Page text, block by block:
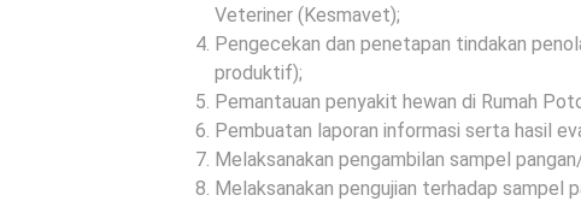
Veteriner (Kesmavet);
Pengecekan dan penetapan tindakan
produktif);
Pemantauan penyakit hewan di Rumah
Pembuatan laporan informasi serta hasil
Melaksanakan pengambilan sampel
Melaksanakan pengujian terhadap sampel